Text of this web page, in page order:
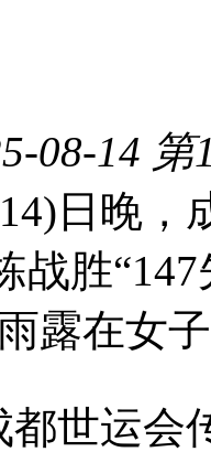
08-14 第
日晚
战胜
露在女
都世运